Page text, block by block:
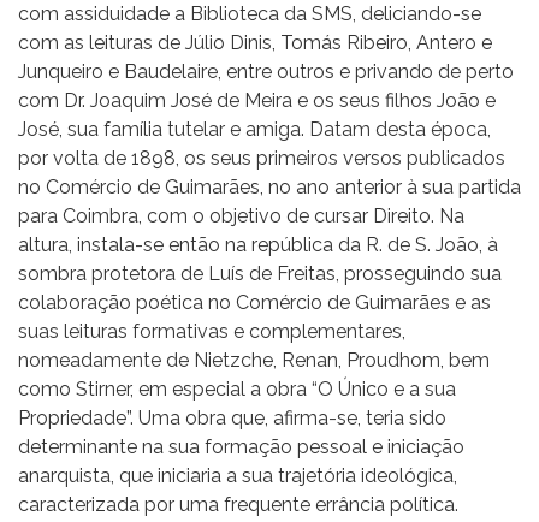
com assiduidade a Biblioteca da SMS, deliciando-se
com as leituras de Júlio Dinis, Tomás Ribeiro, Antero e
Junqueiro e Baudelaire, entre outros e privando de perto
com Dr. Joaquim José de Meira e os seus filhos João e
José, sua família tutelar e amiga. Datam desta época,
por volta de 1898, os seus primeiros versos publicados
no Comércio de Guimarães, no ano anterior à sua partida
para Coimbra, com o objetivo de cursar Direito. Na
altura, instala-se então na república da R. de S. João, à
sombra protetora de Luís de Freitas, prosseguindo sua
colaboração poética no Comércio de Guimarães e as
suas leituras formativas e complementares,
nomeadamente de Nietzche, Renan, Proudhom, bem
como Stirner, em especial a obra “O Único e a sua
Propriedade”. Uma obra que, afirma-se, teria sido
determinante na sua formação pessoal e iniciação
anarquista, que iniciaria a sua trajetória ideológica,
caracterizada por uma frequente errância política.